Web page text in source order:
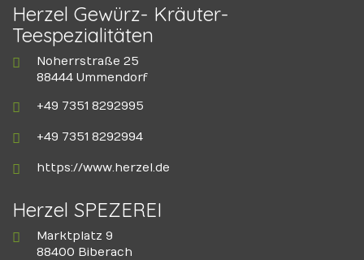
Herzel Gewürz- Kräuter-
Teespezialitäten
Noherrstraße 25
88444 Ummendorf
+49 7351 8292995
+49 7351 8292994
https://www.herzel.de
Herzel SPEZEREI
Marktplatz 9
88400 Biberach